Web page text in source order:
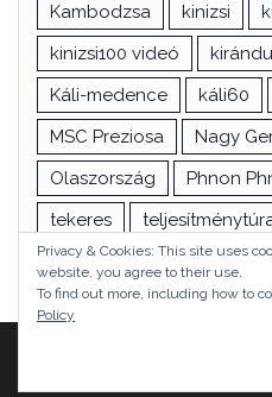
Kambodzsa
kinizsi
kinizsi100 videó
Káli-medence
káli60
MSC Preziosa
Nagy
Olaszország
Phnon
tekeres
túra
utazás vizsga
Privacy & Cookies: This site uses
website, you agree to their use.
To find out more, including how to
Policy